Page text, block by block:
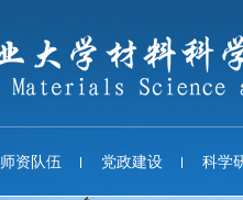
师资队伍 党政建设 科学